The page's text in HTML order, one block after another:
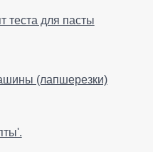
теста для пасты
(лапшерезки)